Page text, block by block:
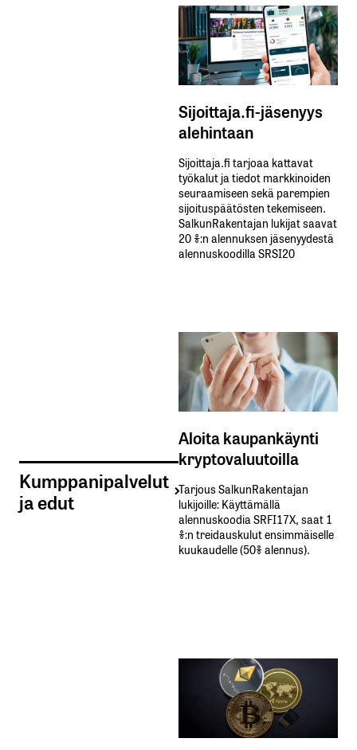
Kumppanipalvelut
ja edut
Sijoittaja.fi-jäsenyys
alehintaan
Sijoittaja.fi tarjoaa kattavat
työkalut ja tiedot markkinoiden
seuraamiseen sekä parempien
sijoituspäätösten tekemiseen.
SalkunRakentajan lukijat saavat
20 %:n alennuksen jäsenyydestä
alennuskoodilla SRSI20
Aloita kaupankäynti
kryptovaluutoilla
Tarjous SalkunRakentajan
lukijoille: Käyttämällä​ ​
alennuskoodia​ ​SRFI17X,​ ​saat​ ​1
%:n treidauskulut​ ​ensimmäiselle​ ​
kuukaudelle​ ​(50%​ ​alennus).